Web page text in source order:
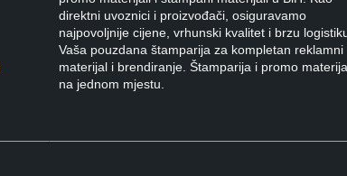
direktni uvoznici i proizvođači, osiguravamo
najpovoljnije cijene, vrhunski kvalitet i brzu
Vaša pouzdana štamparija za kompletan reklamni
materijal i brendiranje. Štamparija i promo
na jednom mjestu.